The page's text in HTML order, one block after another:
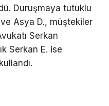
Duruşmaya tutuklu
Asya D., müştekiler
Serkan
Serkan E. ise